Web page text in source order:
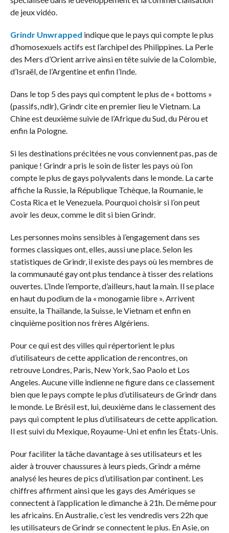
de jeux vidéo.
Grindr Unwrapped indique que le pays qui compte le plus
d’homosexuels actifs est l’archipel des Philippines. La Perle
des Mers d’Orient arrive ainsi en tête suivie de la Colombie,
d’Israël, de l’Argentine et enfin l’Inde.
Dans le top 5 des pays qui comptent le plus de « bottoms »
(passifs, ndlr), Grindr cite en premier lieu le Vietnam. La
Chine est deuxième suivie de l’Afrique du Sud, du Pérou et
enfin la Pologne.
Si les destinations précitées ne vous conviennent pas, pas de
panique ! Grindr a pris le soin de lister les pays où l’on
compte le plus de gays polyvalents dans le monde. La carte
affiche la Russie, la République Tchèque, la Roumanie, le
Costa Rica et le Venezuela. Pourquoi choisir si l’on peut
avoir les deux, comme le dit si bien Grindr.
Les personnes moins sensibles à l’engagement dans ses
formes classiques ont, elles, aussi une place. Selon les
statistiques de Grindr, il existe des pays où les membres de
la communauté gay ont plus tendance à tisser des relations
ouvertes. L’Inde l’emporte, d’ailleurs, haut la main. Il se place
en haut du podium de la « monogamie libre ». Arrivent
ensuite, la Thaïlande, la Suisse, le Vietnam et enfin en
cinquième position nos frères Algériens.
Pour ce qui est des villes qui répertorient le plus
d’utilisateurs de cette application de rencontres, on
retrouve Londres, Paris, New York, Sao Paolo et Los
Angeles. Aucune ville indienne ne figure dans ce classement
bien que le pays compte le plus d’utilisateurs de Grindr dans
le monde. Le Brésil est, lui, deuxième dans le classement des
pays qui comptent le plus d’utilisateurs de cette application.
Il est suivi du Mexique, Royaume-Uni et enfin les États-Unis.
Pour faciliter la tâche davantage à ses utilisateurs et les
aider à trouver chaussures à leurs pieds, Grindr a même
analysé les heures de pics d’utilisation par continent. Les
chiffres affirment ainsi que les gays des Amériques se
connectent à l’application le dimanche à 21h. De même pour
les africains. En Australie, c’est les vendredis vers 22h que
les utilisateurs de Grindr se connectent le plus. En Asie, on